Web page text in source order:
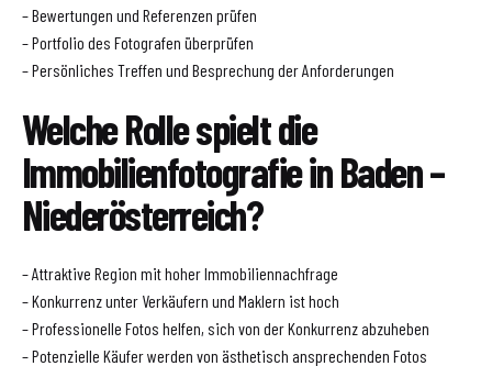
– Bewertungen und Referenzen prüfen
– Portfolio des Fotografen überprüfen
– Persönliches Treffen und Besprechung der Anforderungen
Welche Rolle spielt die
Immobilienfotografie in Baden –
Niederösterreich?
– Attraktive Region mit hoher Immobiliennachfrage
– Konkurrenz unter Verkäufern und Maklern ist hoch
– Professionelle Fotos helfen, sich von der Konkurrenz abzuheben
– Potenzielle Käufer werden von ästhetisch ansprechenden Fotos